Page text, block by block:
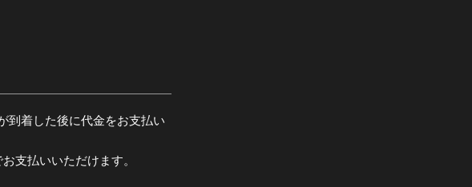
到着した後に代金をお支払い
支払いいただけます。